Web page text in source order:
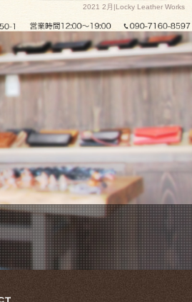
2021 2月|Locky Leather Works